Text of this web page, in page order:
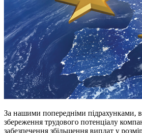
За нашими попередніми підрахунками,
збереження трудового потенціалу
забезпечення збільшення виплат у